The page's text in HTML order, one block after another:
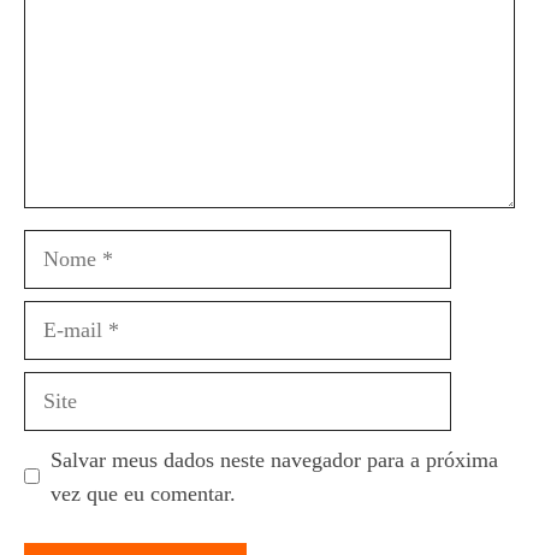
Salvar meus dados neste navegador para a próxima
vez que eu comentar.